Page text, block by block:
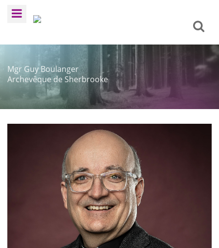
Mgr Guy Boulanger
Archevêque de Sherbrooke